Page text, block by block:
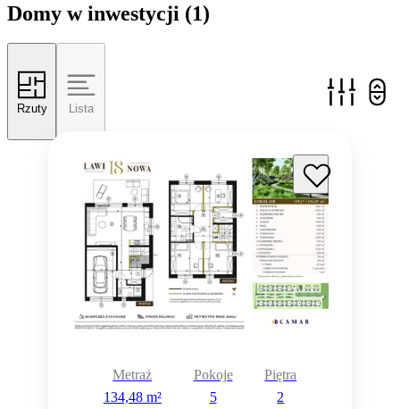
Domy w inwestycji (1)
Rzuty Lista
Metraż
134,48 m²
Pokoje
5
Piętra
2